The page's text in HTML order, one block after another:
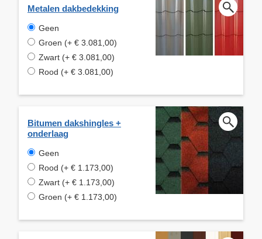
Metalen dakbedekking
Geen
Groen (+ € 3.081,00)
Zwart (+ € 3.081,00)
Rood (+ € 3.081,00)
Bitumen dakshingles +
onderlaag
Geen
Rood (+ € 1.173,00)
Zwart (+ € 1.173,00)
Groen (+ € 1.173,00)